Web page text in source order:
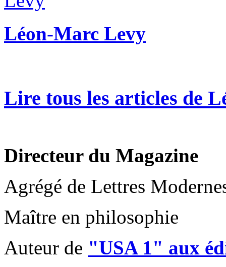
Léon-Marc Levy
Lire tous les articles de
Directeur du Magazine
Agrégé de Lettres
Maître en philosophie
Auteur de "USA 1" aux